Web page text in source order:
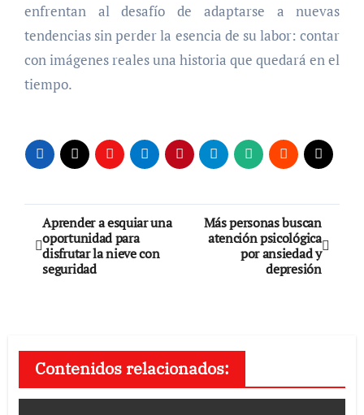
enfrentan al desafío de adaptarse a nuevas
tendencias sin perder la esencia de su labor: contar
con imágenes reales una historia que quedará en el
tiempo.
Navegación
de
entradas
Aprender a esquiar una
oportunidad para
disfrutar la nieve con
seguridad
Más personas buscan
atención psicológica
por ansiedad y
depresión
Contenidos relacionados: